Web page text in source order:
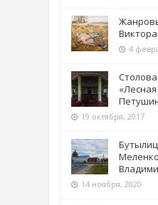
4
19 октября, 2017
14 ноября, 2020